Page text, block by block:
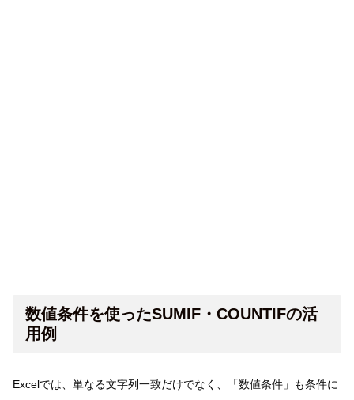
数値条件を使ったSUMIF・COUNTIFの活
用例
Excelでは、単なる文字列一致だけでなく、「数値条件」も条件に